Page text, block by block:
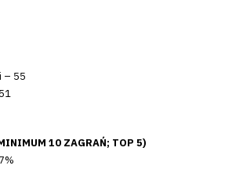
– 55
10 ZAGRAŃ; TOP 5)